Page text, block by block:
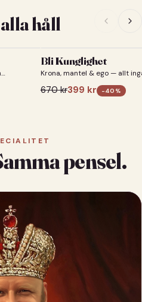
håll
Bli Kunglighet
Krona, mantel & ego — allt
670kr399 kr -40 %
pensel.